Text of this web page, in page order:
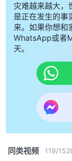
灾难越来越大，
是正在发生的事
来。如果你想和
WhatsApp或者
天。
同类视频 119/